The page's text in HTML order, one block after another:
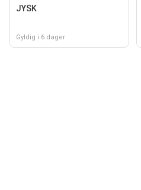
JYSK
Gyldig i 6 dager